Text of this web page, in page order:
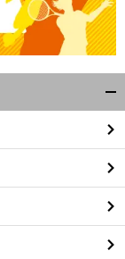
前
へ
閉
る